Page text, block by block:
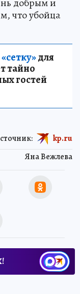
что убойца
для
тайно
гостей
Яна Вежлева
kp.ru